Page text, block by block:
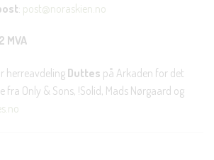
: post@noraskien.no
MVA
herreavdeling Duttes på Arkaden for det
fra Only & Sons, !Solid, Mads Nørgaard og